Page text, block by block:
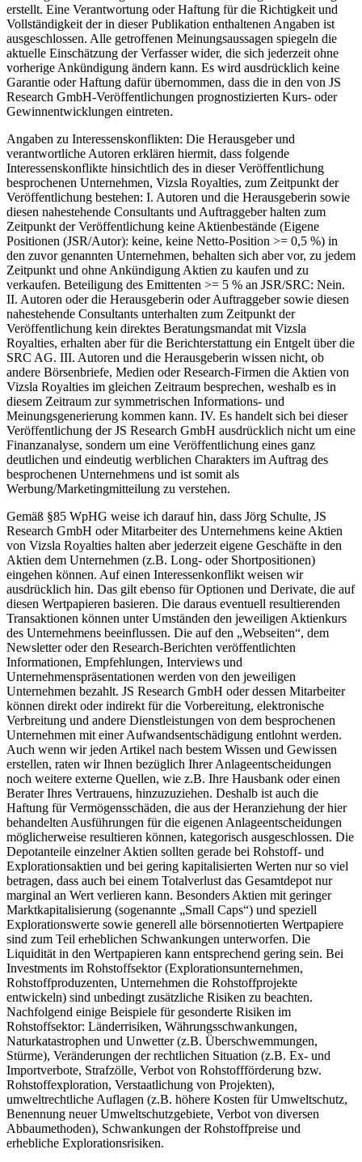
erstellt. Eine Verantwortung oder Haftung für die Richtigkeit und
Vollständigkeit der in dieser Publikation enthaltenen Angaben ist
ausgeschlossen. Alle getroffenen Meinungsaussagen spiegeln die
aktuelle Einschätzung der Verfasser wider, die sich jederzeit ohne
vorherige Ankündigung ändern kann. Es wird ausdrücklich keine
Garantie oder Haftung dafür übernommen, dass die in den von JS
Research GmbH-Veröffentlichungen prognostizierten Kurs- oder
Gewinnentwicklungen eintreten.
Angaben zu Interessenskonflikten: Die Herausgeber und
verantwortliche Autoren erklären hiermit, dass folgende
Interessenskonflikte hinsichtlich des in dieser Veröffentlichung
besprochenen Unternehmen, Vizsla Royalties, zum Zeitpunkt der
Veröffentlichung bestehen: I. Autoren und die Herausgeberin sowie
diesen nahestehende Consultants und Auftraggeber halten zum
Zeitpunkt der Veröffentlichung keine Aktienbestände (Eigene
Positionen (JSR/Autor): keine, keine Netto-Position >= 0,5 %) in
den zuvor genannten Unternehmen, behalten sich aber vor, zu jedem
Zeitpunkt und ohne Ankündigung Aktien zu kaufen und zu
verkaufen. Beteiligung des Emittenten >= 5 % an JSR/SRC: Nein.
II. Autoren oder die Herausgeberin oder Auftraggeber sowie diesen
nahestehende Consultants unterhalten zum Zeitpunkt der
Veröffentlichung kein direktes Beratungsmandat mit Vizsla
Royalties, erhalten aber für die Berichterstattung ein Entgelt über die
SRC AG. III. Autoren und die Herausgeberin wissen nicht, ob
andere Börsenbriefe, Medien oder Research-Firmen die Aktien von
Vizsla Royalties im gleichen Zeitraum besprechen, weshalb es in
diesem Zeitraum zur symmetrischen Informations- und
Meinungsgenerierung kommen kann. IV. Es handelt sich bei dieser
Veröffentlichung der JS Research GmbH ausdrücklich nicht um eine
Finanzanalyse, sondern um eine Veröffentlichung eines ganz
deutlichen und eindeutig werblichen Charakters im Auftrag des
besprochenen Unternehmens und ist somit als
Werbung/Marketingmitteilung zu verstehen.
Gemäß §85 WpHG weise ich darauf hin, dass Jörg Schulte, JS
Research GmbH oder Mitarbeiter des Unternehmens keine Aktien
von Vizsla Royalties halten aber jederzeit eigene Geschäfte in den
Aktien dem Unternehmen (z.B. Long- oder Shortpositionen)
eingehen können. Auf einen Interessenkonflikt weisen wir
ausdrücklich hin. Das gilt ebenso für Optionen und Derivate, die auf
diesen Wertpapieren basieren. Die daraus eventuell resultierenden
Transaktionen können unter Umständen den jeweiligen Aktienkurs
des Unternehmens beeinflussen. Die auf den „Webseiten“, dem
Newsletter oder den Research-Berichten veröffentlichten
Informationen, Empfehlungen, Interviews und
Unternehmenspräsentationen werden von den jeweiligen
Unternehmen bezahlt. JS Research GmbH oder dessen Mitarbeiter
können direkt oder indirekt für die Vorbereitung, elektronische
Verbreitung und andere Dienstleistungen von dem besprochenen
Unternehmen mit einer Aufwandsentschädigung entlohnt werden.
Auch wenn wir jeden Artikel nach bestem Wissen und Gewissen
erstellen, raten wir Ihnen bezüglich Ihrer Anlageentscheidungen
noch weitere externe Quellen, wie z.B. Ihre Hausbank oder einen
Berater Ihres Vertrauens, hinzuzuziehen. Deshalb ist auch die
Haftung für Vermögensschäden, die aus der Heranziehung der hier
behandelten Ausführungen für die eigenen Anlageentscheidungen
möglicherweise resultieren können, kategorisch ausgeschlossen. Die
Depotanteile einzelner Aktien sollten gerade bei Rohstoff- und
Explorationsaktien und bei gering kapitalisierten Werten nur so viel
betragen, dass auch bei einem Totalverlust das Gesamtdepot nur
marginal an Wert verlieren kann. Besonders Aktien mit geringer
Marktkapitalisierung (sogenannte „Small Caps“) und speziell
Explorationswerte sowie generell alle börsennotierten Wertpapiere
sind zum Teil erheblichen Schwankungen unterworfen. Die
Liquidität in den Wertpapieren kann entsprechend gering sein. Bei
Investments im Rohstoffsektor (Explorationsunternehmen,
Rohstoffproduzenten, Unternehmen die Rohstoffprojekte
entwickeln) sind unbedingt zusätzliche Risiken zu beachten.
Nachfolgend einige Beispiele für gesonderte Risiken im
Rohstoffsektor: Länderrisiken, Währungsschwankungen,
Naturkatastrophen und Unwetter (z.B. Überschwemmungen,
Stürme), Veränderungen der rechtlichen Situation (z.B. Ex- und
Importverbote, Strafzölle, Verbot von Rohstoffförderung bzw.
Rohstoffexploration, Verstaatlichung von Projekten),
umweltrechtliche Auflagen (z.B. höhere Kosten für Umweltschutz,
Benennung neuer Umweltschutzgebiete, Verbot von diversen
Abbaumethoden), Schwankungen der Rohstoffpreise und
erhebliche Explorationsrisiken.